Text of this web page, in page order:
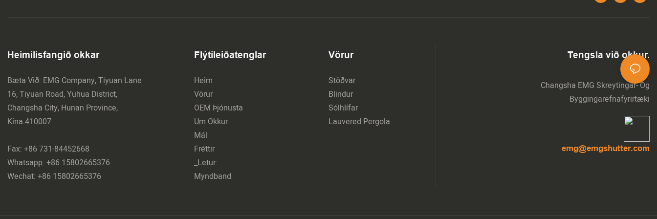
Heimilisfangið okkar
Bæta Við: EMG Company, Tiyuan Lane
16, Tiyuan Road, Yuhua District,
Changsha City, Hunan Province,
Kína.410007
Fax: +86 731-84452668
Whatsapp: +86 15802665376
Wechat: +86 15802665376
Flýtileiðatenglar
Heim
Vörur
OEM Þjónusta
Um Okkur
Mál
Fréttir
_Letur:
Myndband
Vörur
Stöðvar
Blindur
Sólhlífar
Lauvered Pergola
Tengsla við okkur.
Changsha EMG Skreytingar- Og
Byggingarefnafyrirtæki
emg@emgshutter.com